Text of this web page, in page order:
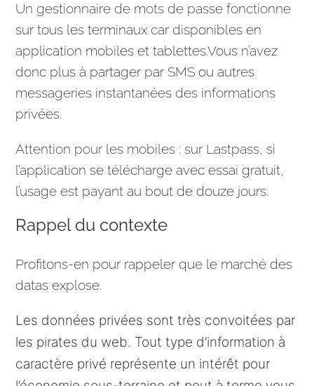
Un gestionnaire de mots de passe fonctionne
sur tous les terminaux car disponibles en
application mobiles et tablettes.Vous n’avez
donc plus à partager par SMS ou autres
messageries instantanées des informations
privées.
Attention pour les mobiles : sur Lastpass, si
l’application se télécharge avec essai gratuit,
l’usage est payant au bout de douze jours.
Rappel du contexte
Profitons-en pour rappeler que le marché des
datas explose.
Les données privées sont très convoitées par
les pirates du web. Tout type d’information à
caractère privé représente un intérêt pour